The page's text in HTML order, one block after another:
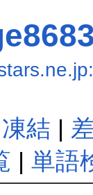
凍結 |
| 単語